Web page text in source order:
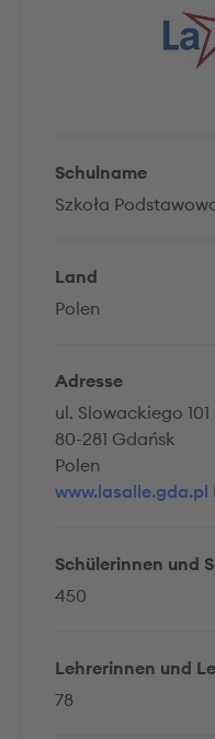
Schulname
Szkoła
Land
Polen
Adresse
ul. Slowackiego 101
80-281 Gdańsk
Polen
www.lasalle.gda.pl
Schülerinnen und
450
Lehrerinnen und
78